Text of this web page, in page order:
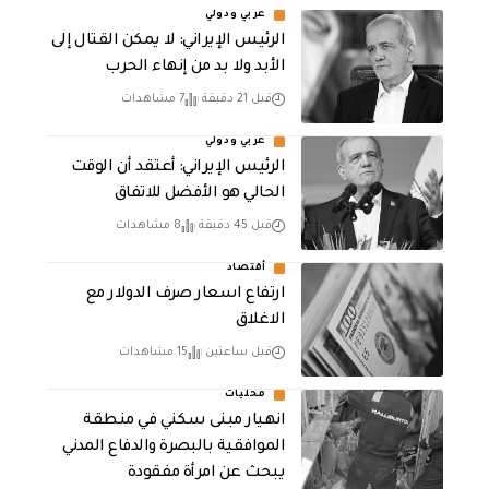
عربي ودولي
الرئيس الإيراني: لا يمكن القتال إلى
الأبد ولا بد من إنهاء الحرب
قبل 21 دقيقة 7 مشاهدات
عربي ودولي
الرئيس الإيراني: أعتقد أن الوقت
الحالي هو الأفضل للاتفاق
قبل 45 دقيقة 8 مشاهدات
أقتصاد
ارتفاع اسعار صرف الدولار مع
الاغلاق
قبل ساعتين 15 مشاهدات
محليات
انهيار مبنى سكني في منطقة
الموافقية بالبصرة والدفاع المدني
يبحث عن امرأة مفقودة